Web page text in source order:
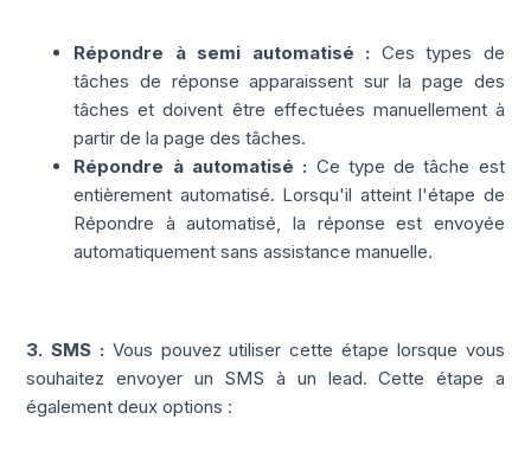
Répondre à semi automatisé : Ces types de
tâches de réponse apparaissent sur la page des
tâches et doivent être effectuées manuellement à
partir de la page des tâches.
Répondre à automatisé : Ce type de tâche est
entièrement automatisé. Lorsqu'il atteint l'étape de
Répondre à automatisé, la réponse est envoyée
automatiquement sans assistance manuelle.
3. SMS : Vous pouvez utiliser cette étape lorsque vous
souhaitez envoyer un SMS à un lead. Cette étape a
également deux options :